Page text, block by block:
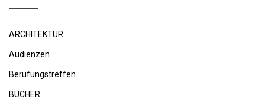
ARCHITEKTUR
Audienzen
Berufungstreffen
BÜCHER